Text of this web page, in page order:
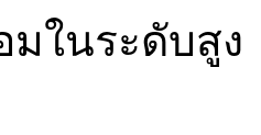
ในระดับสูง